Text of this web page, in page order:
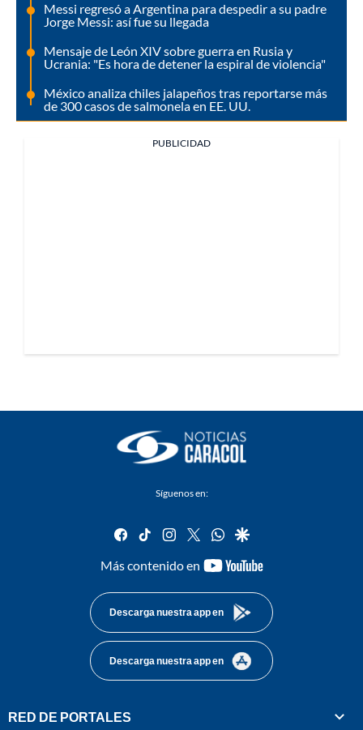
Messi regresó a Argentina para despedir a su padre
Jorge Messi: así fue su llegada
Mensaje de León XIV sobre guerra en Rusia y
Ucrania: "Es hora de detener la espiral de violencia"
México analiza chiles jalapeños tras reportarse más
de 300 casos de salmonela en EE. UU.
PUBLICIDAD
Síguenos en:
facebook
tiktok instagram
twitterwhatsapp
google
Más contenido en
youtube-
Descarga nuestra app en
Descarga nuestra app en
RED DE PORTALES